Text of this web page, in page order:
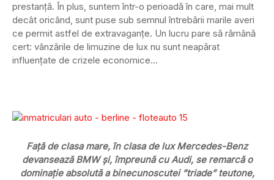
prestanță. În plus, suntem într-o perioadă în care, mai mult
decât oricând, sunt puse sub semnul întrebării marile averi
ce permit astfel de extravaganțe. Un lucru pare să rămână
cert: vânzările de limuzine de lux nu sunt neapărat
influențate de crizele economice…
Față de clasa mare, în clasa de lux Mercedes-Benz
devansează BMW și, împreună cu Audi, se remarcă o
dominație absolută a binecunoscutei ”triade” teutone,